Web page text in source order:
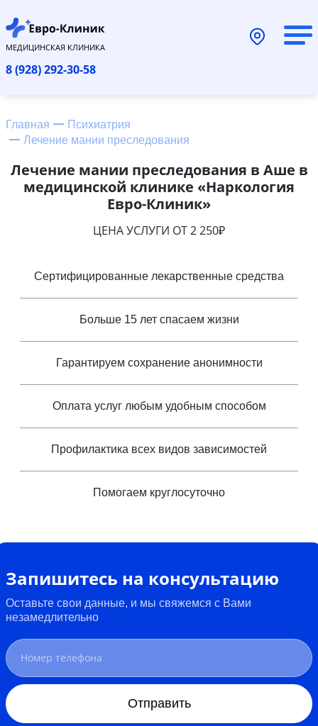
МЕДИЦИНСКАЯ КЛИНИКА
8 (928) 292-30-58
Главная
Психиатрия
Лечение мании преследования
Лечение мании преследования в Аше в
медицинской клинике «Наркология
Евро-Клиник»
ЦЕНА УСЛУГИ ОТ 2 250₽
Сертифицированные лекарственные средства
Больше 15 лет спасаем жизни
Гарантируем сохранение анонимности
Оплата услуг любым удобным способом
Профилактика всех видов зависимостей
Помогаем круглосуточно
Запишитесь на консультацию
Оставьте свои данные, и мы свяжемся с Вами
незамедлительно
Отправить